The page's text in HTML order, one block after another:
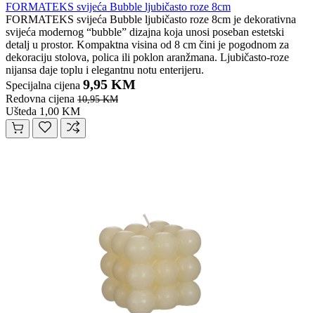
FORMATEKS svijeća Bubble ljubičasto roze 8cm
FORMATEKS svijeća Bubble ljubičasto roze 8cm je dekorativna
svijeća modernog “bubble” dizajna koja unosi poseban estetski
detalj u prostor. Kompaktna visina od 8 cm čini je pogodnom za
dekoraciju stolova, polica ili poklon aranžmana. Ljubičasto-roze
nijansa daje toplu i elegantnu notu enterijeru.
Specijalna cijena 9,95 KM
Redovna cijena 10,95 KM
Ušteda 1,00 KM